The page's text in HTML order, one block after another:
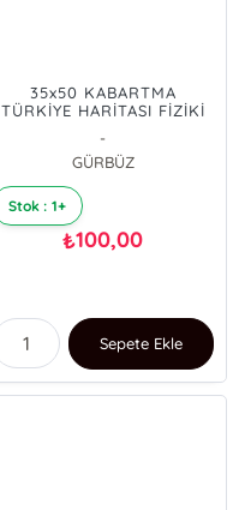
35x50 KABARTMA
TÜRKİYE HARİTASI FİZİKİ
-
GÜRBÜZ
Stok : 1+
₺100,00
Sepete Ekle